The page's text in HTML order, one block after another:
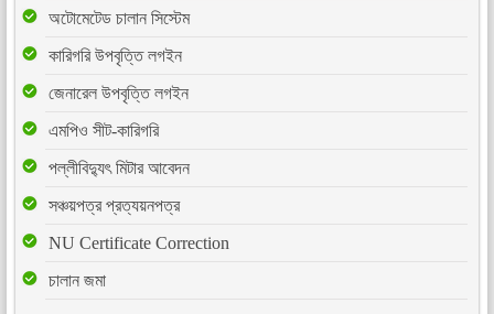
অটোমেটেড চালান সিস্টেম
কারিগরি উপবৃত্তি লগইন
জেনারেল উপবৃত্তি লগইন
এমপিও সীট-কারিগরি
পল্লীবিদ্যুৎ মিটার আবেদন
সঞ্চয়পত্র প্রত্যয়নপত্র
NU Certificate Correction
চালান জমা